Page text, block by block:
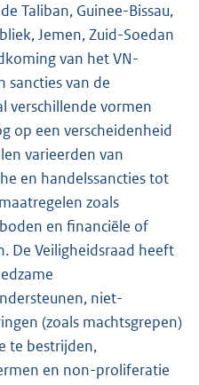
Taliban, Guinee-Bissau,
Jemen, Zuid-Soedan
van het VN-
sancties van de
verschillende vormen
op een verscheidenheid
varieerden van
en handelssancties tot
zoals
en financiële of
De Veiligheidsraad heeft
niet-
(zoals machtsgrepen)
te bestrijden,
en non-proliferatie